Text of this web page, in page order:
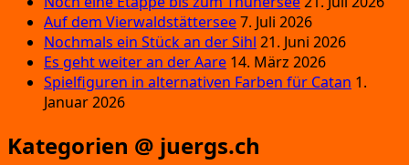
Auf dem Vierwaldstättersee7. Juli 2026
Nochmals ein Stück an der Sihl 21. Juni 2026
Es geht weiter an der Aare 14. März 2026
Spielfiguren in alternativen Farben für Catan 1.
Januar 2026
Kategorien @ juergs.ch